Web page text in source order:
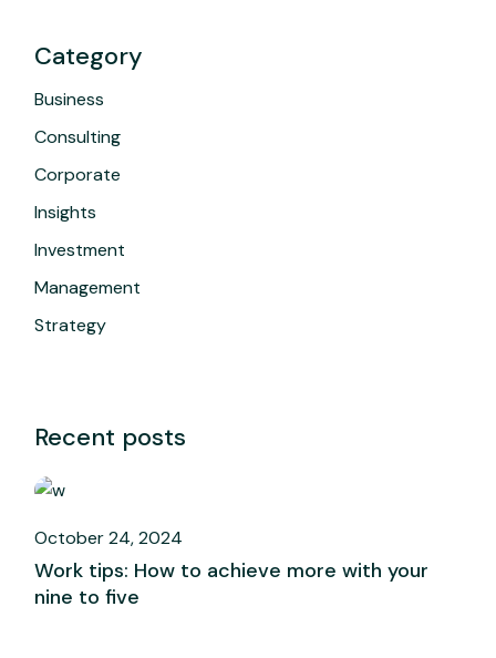
Category
Business
Consulting
Corporate
Insights
Investment
Management
Strategy
Recent posts
October 24, 2024
Work tips: How to achieve more with your
nine to five